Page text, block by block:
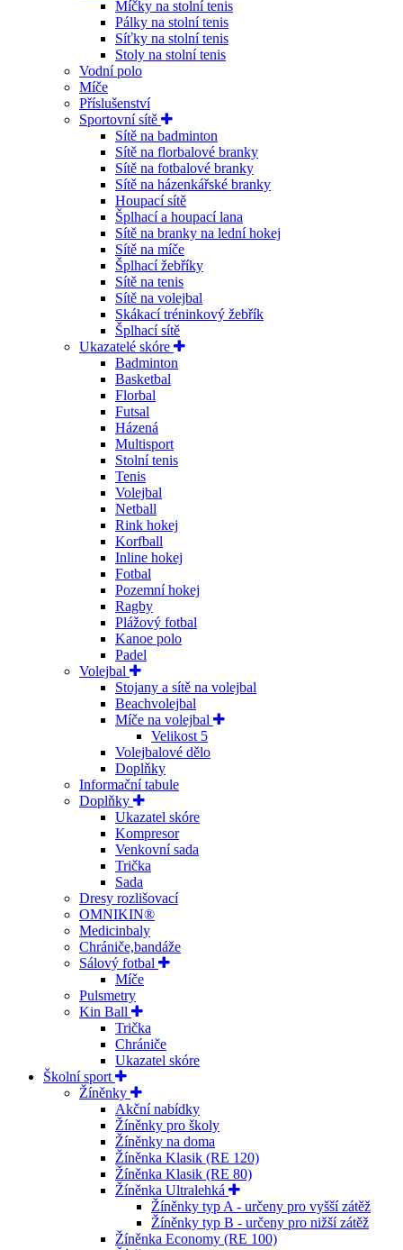
Míčky na stolní tenis
Pálky na stolní tenis
Síťky na stolní tenis
Stoly na stolní tenis
Vodní polo
Míče
Příslušenství
Sportovní sítě
Sítě na badminton
Sítě na florbalové branky
Sítě na fotbalové branky
Sítě na házenkářské branky
Houpací sítě
Šplhací a houpací lana
Sítě na branky na lední hokej
Sítě na míče
Šplhací žebříky
Sítě na tenis
Sítě na volejbal
Skákací tréninkový žebřík
Šplhací sítě
Ukazatelé skóre
Badminton
Basketbal
Florbal
Futsal
Házená
Multisport
Stolní tenis
Tenis
Volejbal
Netball
Rink hokej
Korfball
Inline hokej
Fotbal
Pozemní hokej
Ragby
Plážový fotbal
Kanoe polo
Padel
Volejbal
Stojany a sítě na volejbal
Beachvolejbal
Míče na volejbal
Velikost 5
Volejbalové dělo
Doplňky
Informační tabule
Doplňky
Ukazatel skóre
Kompresor
Venkovní sada
Trička
Sada
Dresy rozlišovací
OMNIKIN®
Medicinbaly
Chrániče,bandáže
Sálový fotbal
Míče
Pulsmetry
Kin Ball
Trička
Chrániče
Ukazatel skóre
Školní sport
Žíněnky
Akční nabídky
Žíněnky pro školy
Žíněnky na doma
Žíněnka Klasik (RE 120)
Žíněnka Klasik (RE 80)
Žíněnka Ultralehká
Žíněnky typ A - určeny pro vyšší zátěž
Žíněnky typ B - určeny pro nižší zátěž
Žíněnka Economy (RE 100)